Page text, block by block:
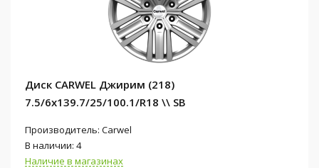
Диск CARWEL Джирим (218)
7.5/6x139.7/25/100.1/R18 \\ SB
Производитель: Carwel
В наличии: 4
Наличие в магазинах